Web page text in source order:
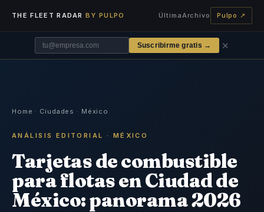
THE FLEET RADARBY PULPO ÚltimaArchivo Pulpo ↗
Suscribirme gratis → ✕
Home · Ciudades · México
ANÁLISIS EDITORIAL · MÉXICO
Tarjetas de combustible
para flotas en Ciudad de
México: panorama 2026